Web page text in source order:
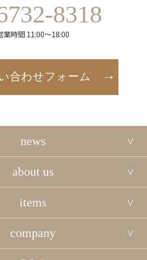
8318
業時間 11:00～18:00
合わせフォーム
news
about us
items
company